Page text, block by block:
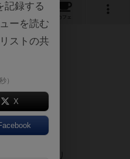
5
カフェ
前
ベスト
いー
に楽しめる
60分の陣取り
記録する
ーを読む
ストの共
）
X